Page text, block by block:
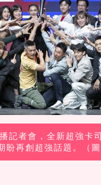
記者會，全新超強卡
盼再創超強話題。（圖